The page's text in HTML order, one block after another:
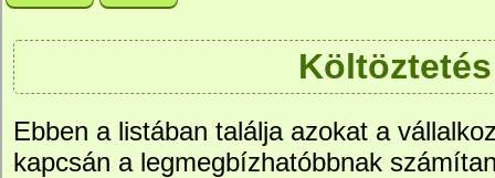
Költöztetés
Ebben a listában találja azokat a
kapcsán a legmegbízhatóbbnak